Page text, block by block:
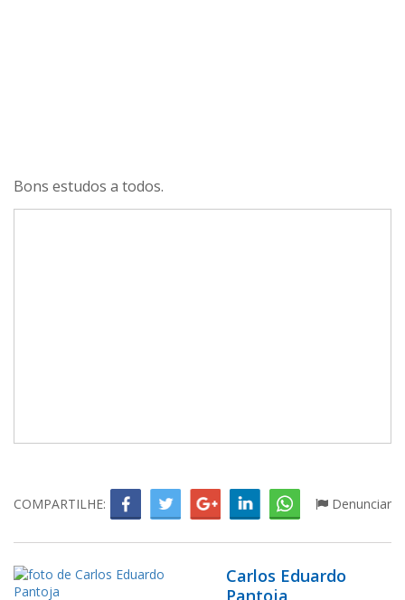
Bons estudos a todos.
COMPARTILHE: Denunciar
Carlos Eduardo
Pantoja